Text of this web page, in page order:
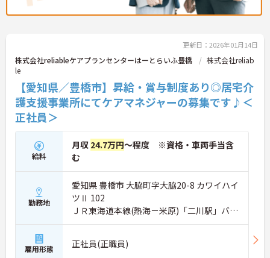
更新日：2026年01月14日
株式会社reliableケアプランセンターはーとらいふ豊橋
株式会社reliab
le
【愛知県／豊橋市】昇給・賞与制度あり◎居宅介
護支援事業所にてケアマネジャーの募集です♪＜
正社員＞
給料
月収 24.7万円～程度 ※資格・車両手当含
む
勤務地
愛知県 豊橋市 大脇町字大脇20-8 カワイハイ
ツⅡ 102
ＪＲ東海道本線(熱海－米原)「二川駅」バ
ス・車5分
雇用形態 正社員(正職員)